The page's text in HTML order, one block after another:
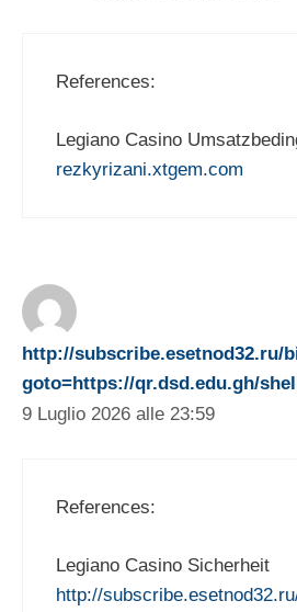
References:
Legiano Casino
rezkyrizani.xtgem.com
http://subscribe.esetnod32.ru/
goto=https://qr.dsd.edu.gh/
9 Luglio 2026 alle 23:59
References:
Legiano Casino Sicherheit
http://